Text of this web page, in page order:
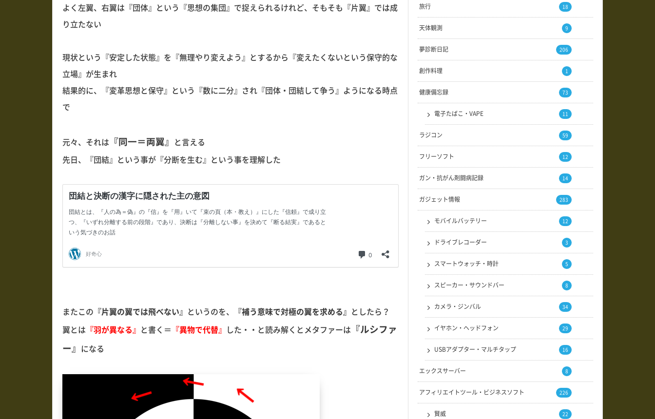
よく左翼、右翼は『団体』という『思想の集団』で捉えられるけれど、そもそも『片翼』では成
り立たない
現状という『安定した状態』を『無理やり変えよう』とするから『変えたくないという保守的な
立場』が生まれ
結果的に、『変革思想と保守』という『数に二分』され『団体・団結して争う』ようになる時点
で
元々、それは 『同一＝両翼』 と言える
先日、『団結』という事が『分断を生む』という事を理解した
またこの 『片翼の翼では飛べない』 というのを、 『補う意味で対極の翼を求める』 としたら？
翼とは 『羽が異なる』 と書く＝ 『異物で代替』 した・・と読み解くとメタファーは 『ルシファ
ー』 になる
旅行 18
天体観測 9
夢診断日記 206
創作料理 1
健康備忘録 73
電子たばこ・VAPE 11
ラジコン 59
フリーソフト 12
ガン・抗がん剤闘病記録 14
ガジェット情報 283
モバイルバッテリー 12
ドライブレコーダー 3
スマートウォッチ・時計 5
スピーカー・サウンドバー 8
カメラ・ジンバル 34
イヤホン・ヘッドフォン 29
USBアダプター・マルチタップ 16
エックスサーバー 8
アフィリエイトツール・ビジネスソフト 226
賢威 22